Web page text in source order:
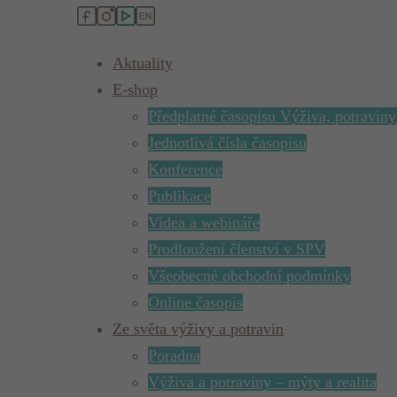
Aktuality
E-shop
Předplatné časopisu Výživa,
Jednotlivá čísla časopisu
Konference
Publikace
Videa a webináře
Prodloužení členství v SPV
Všeobecné obchodní podmínky
Online časopis
Ze světa výživy a potravin
Poradna
Výživa a potraviny – mýty a realita